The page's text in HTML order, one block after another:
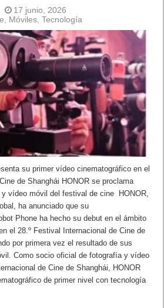
17 junio, 2026
Móviles ,Tecnología
su primer vídeo cinematográfico en el
de Shanghái HONOR se proclama
vídeo móvil del festival de cine HONOR,
ha anunciado que su
Phone ha hecho su debut en el ámbito
el 28.º Festival Internacional de Cine de
por primera vez el resultado de sus
Como socio oficial de fotografía y vídeo
de Cine de Shanghái, HONOR
de primer nivel con tecnología